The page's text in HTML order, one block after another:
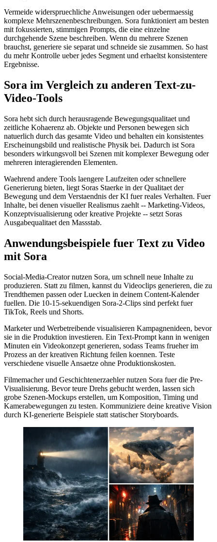
Vermeide widerspruechliche Anweisungen oder uebermaessig
komplexe Mehrszenenbeschreibungen. Sora funktioniert am besten
mit fokussierten, stimmigen Prompts, die eine einzelne
durchgehende Szene beschreiben. Wenn du mehrere Szenen
brauchst, generiere sie separat und schneide sie zusammen. So hast
du mehr Kontrolle ueber jedes Segment und erhaeltst konsistentere
Ergebnisse.
Sora im Vergleich zu anderen Text-zu-
Video-Tools
Sora hebt sich durch herausragende Bewegungsqualitaet und
zeitliche Kohaerenz ab. Objekte und Personen bewegen sich
natuerlich durch das gesamte Video und behalten ein konsistentes
Erscheinungsbild und realistische Physik bei. Dadurch ist Sora
besonders wirkungsvoll bei Szenen mit komplexer Bewegung oder
mehreren interagierenden Elementen.
Waehrend andere Tools laengere Laufzeiten oder schnellere
Generierung bieten, liegt Soras Staerke in der Qualitaet der
Bewegung und dem Verstaendnis der KI fuer reales Verhalten. Fuer
Inhalte, bei denen visueller Realismus zaehlt -- Marketing-Videos,
Konzeptvisualisierung oder kreative Projekte -- setzt Soras
Ausgabequalitaet den Massstab.
Anwendungsbeispiele fuer Text zu Video
mit Sora
Social-Media-Creator nutzen Sora, um schnell neue Inhalte zu
produzieren. Statt zu filmen, kannst du Videoclips generieren, die zu
Trendthemen passen oder Luecken in deinem Content-Kalender
fuellen. Die 10-15-sekuendigen Sora-2-Clips sind perfekt fuer
TikTok, Reels und Shorts.
Marketer und Werbetreibende visualisieren Kampagnenideen, bevor
sie in die Produktion investieren. Ein Text-Prompt kann in wenigen
Minuten ein Videokonzept generieren, sodass Teams frueher im
Prozess an der kreativen Richtung feilen koennen. Teste
verschiedene visuelle Ansaetze ohne Produktionskosten.
Filmemacher und Geschichtenerzaehler nutzen Sora fuer die Pre-
Visualisierung. Bevor teure Drehs gebucht werden, lassen sich
grobe Szenen-Mockups erstellen, um Komposition, Timing und
Kamerabewegungen zu testen. Kommuniziere deine kreative Vision
durch KI-generierte Beispiele statt statischer Storyboards.